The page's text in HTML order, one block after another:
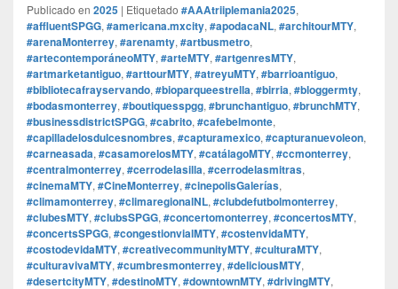
Publicado en 2025 | Etiquetado #AAAtriiplemania2025,
#affluentSPGG, #americana.mxcity, #apodacaNL, #architourMTY,
#arenaMonterrey, #arenamty, #artbusmetro,
#artecontemporáneoMTY, #arteMTY, #artgenresMTY,
#artmarketantiguo, #arttourMTY, #atreyuMTY, #barrioantiguo,
#bibliotecafrayservando, #bioparqueestrella, #birria, #bloggermty,
#bodasmonterrey, #boutiquesspgg, #brunchantiguo, #brunchMTY,
#businessdistrictSPGG, #cabrito, #cafebelmonte,
#capilladelosdulcesnombres, #capturamexico, #capturanuevoleon,
#carneasada, #casamorelosMTY, #catálagoMTY, #ccmonterrey,
#centralmonterrey, #cerrodelasilla, #cerrodelasmitras,
#cinemaMTY, #CineMonterrey, #cinepolisGalerías,
#climamonterrey, #climaregionalNL, #clubdefutbolmonterrey,
#clubesMTY, #clubsSPGG, #concertomonterrey, #concertosMTY,
#concertsSPGG, #congestionvialMTY, #costenvidaMTY,
#costodevidaMTY, #creativecommunityMTY, #culturaMTY,
#culturavivaMTY, #cumbresmonterrey, #deliciousMTY,
#desertcityMTY, #destinoMTY, #downtownMTY, #drivingMTY,